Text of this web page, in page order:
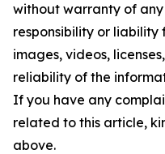
without warranty of
responsibility or
images, videos,
reliability of the
If you have any
related to this article,
above.